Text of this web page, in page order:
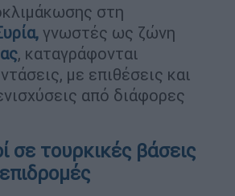
στη
γνωστές ως ζώνη
, καταγράφονται
με επιθέσεις και
από διάφορες
σε τουρκικές βάσεις